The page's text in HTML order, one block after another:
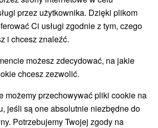
lub datę
obiadokolacją dla dwojga
przez użytkownika. Dzięki plikom
Ci usługi zgodnie z tym, czego
i chcesz znaleźć.
możesz zdecydować, na jakie
chcesz zezwolić.
możemy przechowywać pliki cookie na
jeśli są one absolutnie niezbędne do
Potrzebujemy Twojej zgody na